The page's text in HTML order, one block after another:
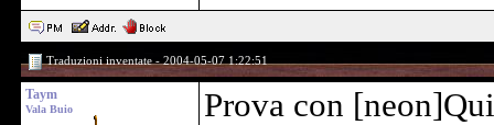
Traduzioni inventate - 2004-05-07 1:22:51
Taym
Vala Buio Prova con